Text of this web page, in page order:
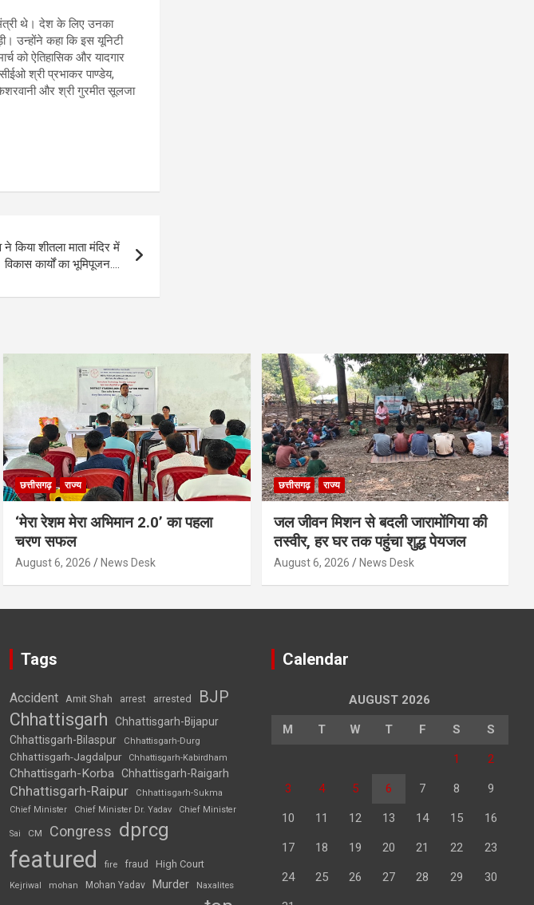
थे। देश के लिए उनका
उन्होंने कहा कि इस यूनिटी
को ऐतिहासिक और यादगार
श्री प्रभाकर पाण्डेय,
केशरवानी और श्री गुरमीत सूलजा
किया शीतला माता मंदिर में
विकास कार्यों का भूमिपूजन….
छत्तीसगढ़ राज्य
‘मेरा रेशम मेरा अभिमान 2.0’ का पहला
चरण सफल
August 6, 2026 News Desk
छत्तीसगढ़ राज्य
जल जीवन मिशन से बदली जारामोंगिया की
तस्वीर, हर घर तक पहुंचा शुद्ध पेयजल
August 6, 2026 News Desk
Tags
Accident Amit Shah arrest arrested BJP
Chhattisgarh
Chhattisgarh-Bijapur
Chhattisgarh-Bilaspur
Chhattisgarh-Durg
Chhattisgarh-Jagdalpur Chhattisgarh-Kabirdham
Chhattisgarh-Korba Chhattisgarh-Raigarh
Chhattisgarh-Raipur
Chhattisgarh-Sukma
Chief Minister
Chief Minister Dr. Yadav Chief Minister
Sai CM Congress dprcg
featured fire fraud High Court
Kejriwal mohan Mohan Yadav Murder Naxalites
Calendar
AUGUST 2026
M T W T F S S
1 2
3 4 5 6 7 8 9
10 11 12 13 14 15 16
17 18 19 20 21 22 23
24 25 26 27 28 29 30